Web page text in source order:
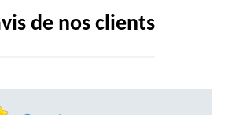
de nos clients